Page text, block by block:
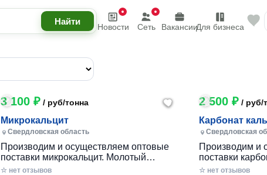
Новости Сеть ВакансииДля бизнеса
3 100 ₽ / руб/тонна
Микрокальцит
Свердловская область
Производим и осуществляем оптовые
поставки микрокальцит. Молотый
кальцит используется в качестве
☆ нет отзывов
2 500 ₽ / руб/
Карбонат
Свердловская
Производим и
поставки
Углекислый
☆ нет отзывов